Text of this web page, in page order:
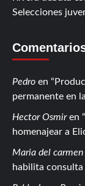
Selecciones
Pedro en
permanente en
Hector Osmiren
homenajear a
Maria del
habilita consulta